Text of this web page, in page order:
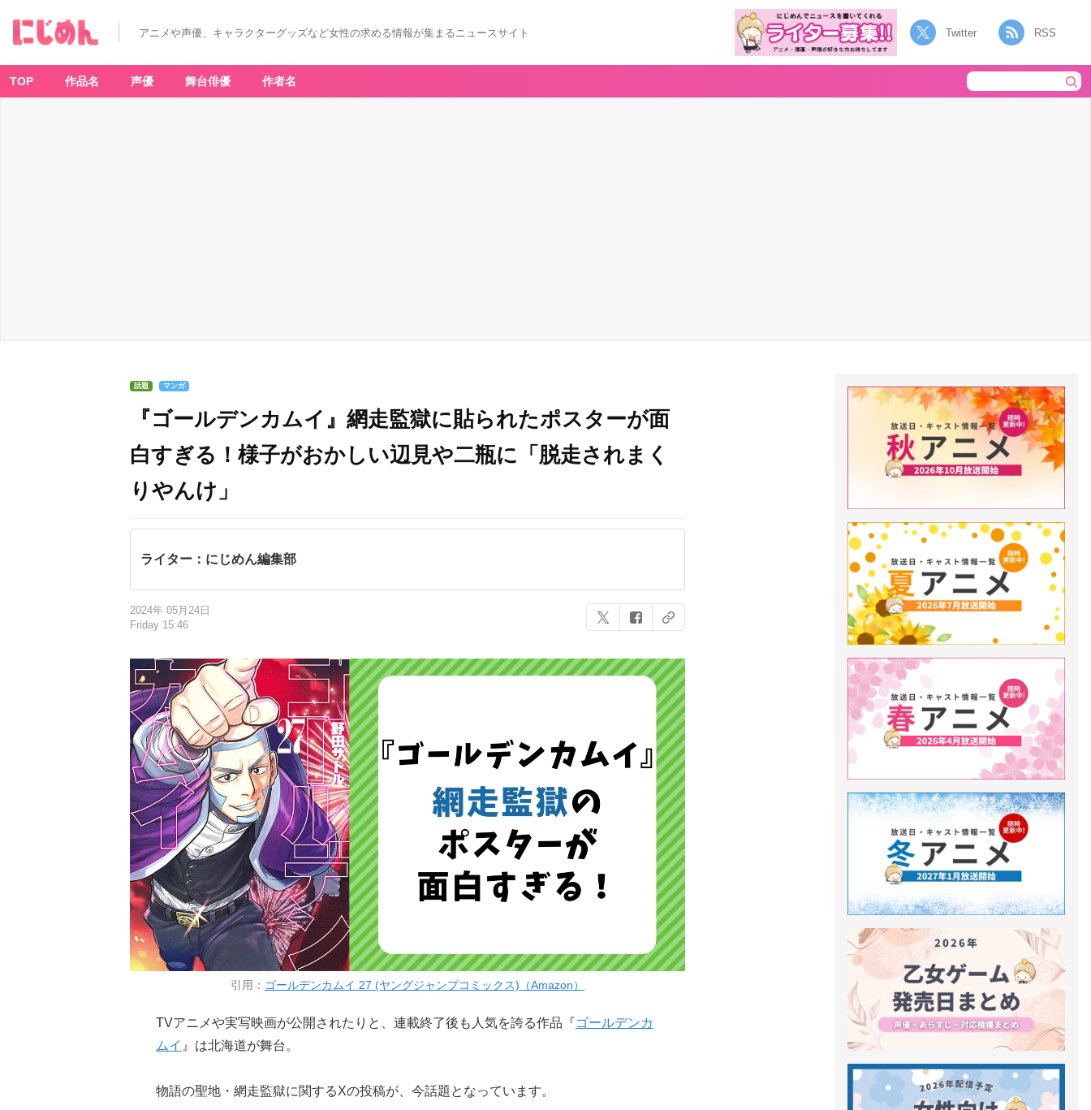
アニメや声優、キャラクターグッズなど女性の求める情報が集まるニュースサイト Twitter RSS
TOP 作品名 声優 舞台俳優 作者名
話題 マンガ
『ゴールデンカムイ』網走監獄に貼られたポスターが面
白すぎる！様子がおかしい辺見や二瓶に「脱走されまく
りやんけ」
ライター：にじめん編集部
2024年 05月24日
Friday 15:46
引用： ゴールデンカムイ 27 (ヤングジャンプコミックス)（Amazon）
TVアニメや実写映画が公開されたりと、連載終了後も人気を誇る作品『ゴールデンカ
ムイ 』は北海道が舞台。
物語の聖地・網走監獄に関するXの投稿が、今話題となっています。